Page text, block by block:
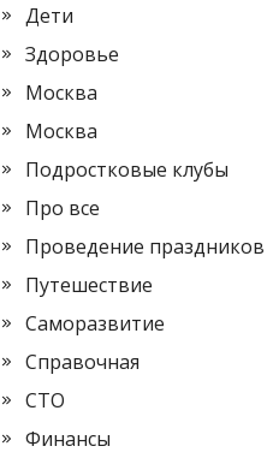
Дети
Здоровье
Москва
Москва
Подростковые клубы
Про все
Проведение праздников
Путешествие
Саморазвитие
Справочная
СТО
Финансы